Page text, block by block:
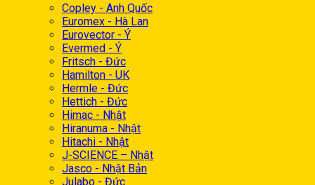
Copley - Anh Quốc
Euromex - Hà Lan
Eurovector - Ý
Evermed - Ý
Fritsch - Đức
Hamilton - UK
Hermle - Đức
Hettich - Đức
Himac - Nhật
Hiranuma - Nhật
Hitachi - Nhật
J-SCIENCE – Nhật
Jasco - Nhật Bản
Julabo - Đức